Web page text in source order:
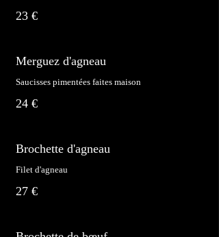
23 €
Merguez d'agneau
Saucisses pimentées faites maison
24 €
Brochette d'agneau
Filet d'agneau
27 €